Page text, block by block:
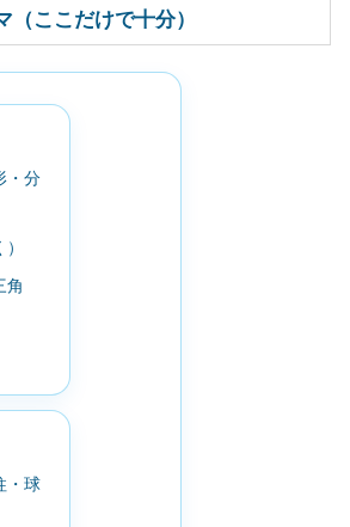
ここだけで十分）
・分
角
・球